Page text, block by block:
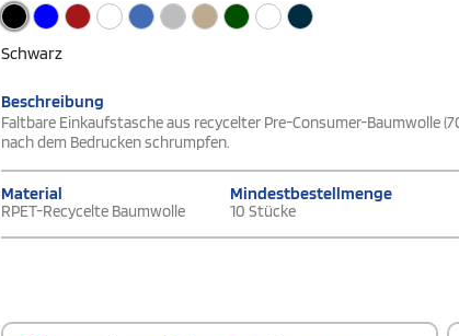
Schwarz
Beschreibung
Faltbare Einkaufstasche aus recycelter Pre-Consumer-Baumwolle
nach dem Bedrucken schrumpfen.
Material
RPET-Recycelte Baumwolle
Mindestbestellmenge
10 Stücke